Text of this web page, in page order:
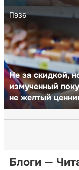
Не за скидкой,
измученный
не желтый
936
Блоги —